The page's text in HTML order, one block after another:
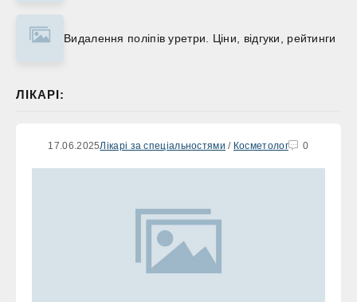
Видалення поліпів уретри. Ціни, відгуки, рейтинги
ЛІКАРІ:
17.06.2025Лікарі за спеціальностями / Косметолог 0